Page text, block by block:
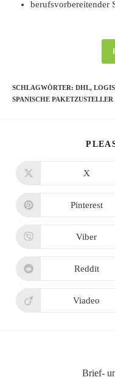
berufsvorbereitender
SCHLAGWÖRTER: DHL,
SPANISCHE PAKETZUSTELLER
X
Pinterest
Viber
Reddit
Viadeo
Brief-